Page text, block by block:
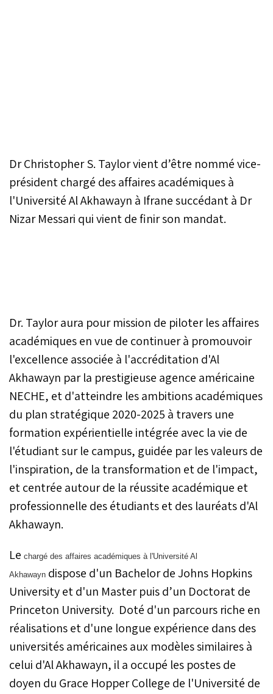
Dr Christopher S. Taylor vient d’être nommé vice-
président chargé des affaires académiques à
l'Université Al Akhawayn à Ifrane succédant à Dr
Nizar Messari qui vient de finir son mandat.
Dr. Taylor aura pour mission de piloter les affaires
académiques en vue de continuer à promouvoir
l'excellence associée à l'accréditation d'Al
Akhawayn par la prestigieuse agence américaine
NECHE, et d'atteindre les ambitions académiques
du plan stratégique 2020-2025 à travers une
formation expérientielle intégrée avec la vie de
l'étudiant sur le campus, guidée par les valeurs de
l'inspiration, de la transformation et de l'impact,
et centrée autour de la réussite académique et
professionnelle des étudiants et des lauréats d'Al
Akhawayn.
Le chargé des affaires académiques à l'Université Al
Akhawayn dispose d'un Bachelor de Johns Hopkins
University et d'un Master puis d’un Doctorat de
Princeton University. Doté d'un parcours riche en
réalisations et d'une longue expérience dans des
universités américaines aux modèles similaires à
celui d'Al Akhawayn, il a occupé les postes de
doyen du Grace Hopper College de l'Université de